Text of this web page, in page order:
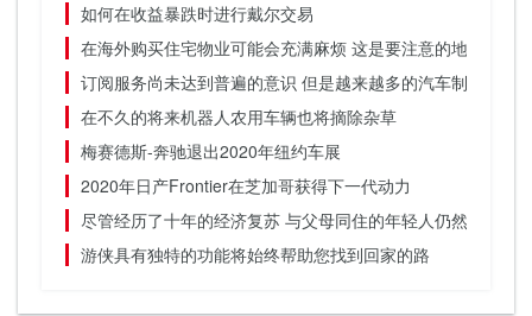
如何在收益暴跌时进行戴尔交易
在海外购买住宅物业可能会充满麻烦 这是要注意的地方
订阅服务尚未达到普遍的意识 但是越来越多的汽车制造商正
在不久的将来机器人农用车辆也将摘除杂草
梅赛德斯-奔驰退出2020年纽约车展
2020年日产Frontier在芝加哥获得下一代动力
尽管经历了十年的经济复苏 与父母同住的年轻人仍然比独自
游侠具有独特的功能将始终帮助您找到回家的路